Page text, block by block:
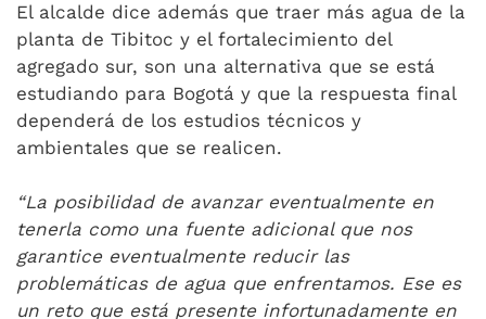
El alcalde dice además que traer más agua de la
planta de Tibitoc y el fortalecimiento del
agregado sur, son una alternativa que se está
estudiando para Bogotá y que la respuesta final
dependerá de los estudios técnicos y
ambientales que se realicen.
“La posibilidad de avanzar eventualmente en
tenerla como una fuente adicional que nos
garantice eventualmente reducir las
problemáticas de agua que enfrentamos. Ese es
un reto que está presente infortunadamente en